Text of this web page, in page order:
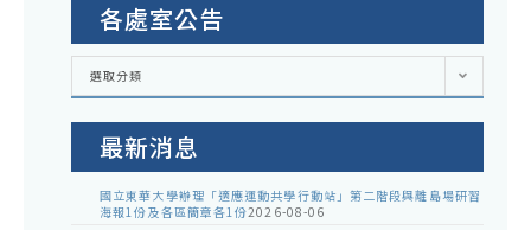
各處室公告
各
室
選取分類
最新消息
國立東華大學辦理「適應運動共學行動站」第二階段與離島場研習
海報1份及各區簡章各1份2026-08-06